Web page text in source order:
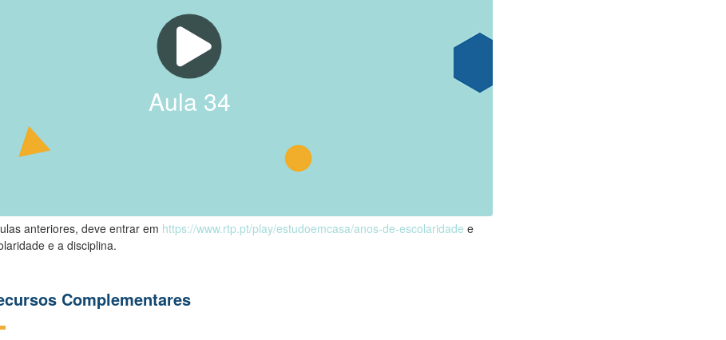
Aula 34
anteriores, deve entrar em https://www.rtp.pt/play/estudoemcasa/anos-de-escolaridade e
e a disciplina.
Complementares